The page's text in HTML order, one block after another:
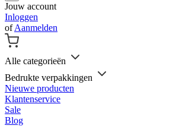
Jouw account
Inloggen
ofAanmelden
Alle categorieën
Bedrukte verpakkingen
Nieuwe producten
Klantenservice
Sale
Blog